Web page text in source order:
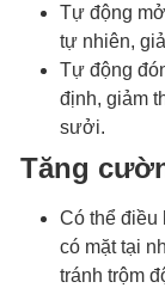
Tự động
tự nhiên,
Tự động
định, giảm
sưởi.
Tăng
Có thể điều
có mặt tại
tránh trộm